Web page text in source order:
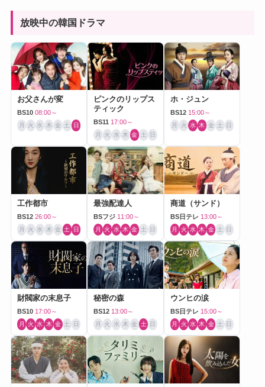
放映中の韓国ドラマ
お父さんが変
BS10 08:00～
月 火 水 木 金 土 日
ピンクのリップス
ティック
BS11 17:00～
月 火 水 木 金 土 日
ホ・ジュン
BS12 15:00～
月 火 水 木 金 土 日
工作都市
BS12 26:00～
月 火 水 木 金 土 日
最強配達人
BSフジ 11:00～
月 火 水 木 金 土 日
商道（サンド）
BS日テレ 13:00～
月 火 水 木 金 土 日
財閥家の末息子
BS10 17:00～
月 火 水 木 金 土 日
秘密の森
BS12 13:00～
月 火 水 木 金 土 日
ウンヒの涙
BS日テレ 15:00～
月 火 水 木 金 土 日